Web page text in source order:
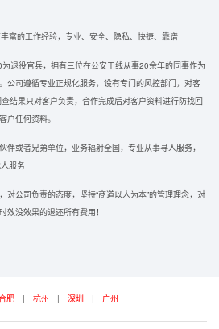
富的工作经验，专业、安全、隐私、快捷、靠谱
退役官兵，拥有三位在公安干线从事20余年的同事作为
公司遵循专业正规化服务，设有专门的风控部门，对客
结果只对客户负责，合作完成后对客户资料进行防找回
户任何资料。
伴或者兄弟单位，业务辐射全国，专业从事寻人服务，
服务
对公司负责的态度，坚持“商道以人为本”的管理理念，对
效没效果的退还所有费用！
肥 | 杭州 | 深圳 | 广州